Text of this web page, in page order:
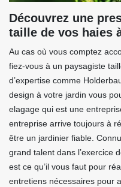
Découvrez une
taille de vos haies
Au cas où vous comptez
fiez-vous à un paysagiste
d’expertise comme
design à votre jardin vous
elagage qui est une
entreprise arrive toujours à
être un jardinier fiable.
grand talent dans l’exercice
est ce qu’il vous faut pour
entretiens nécessaires pour